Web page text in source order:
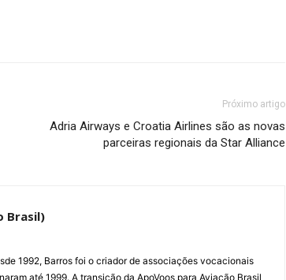
Próximo artigo
Adria Airways e Croatia Airlines são as novas
parceiras regionais da Star Alliance
Brasil)
1992, Barros foi o criador de associações vocacionais
até 1999. A transição da ApoVoos para Aviação Brasil